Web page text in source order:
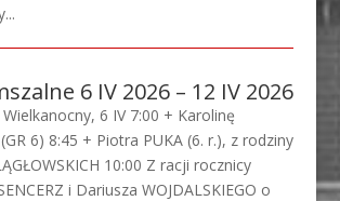
6 IV 2026 – 12 IV 2026
Wielkanocny, 6 IV 7:00 + Karolinę
(GR 6) 8:45 + Piotra PUKA (6. r.), z rodziny
10:00 Z racji rocznicy
i Dariusza WOJDALSKIEGO o